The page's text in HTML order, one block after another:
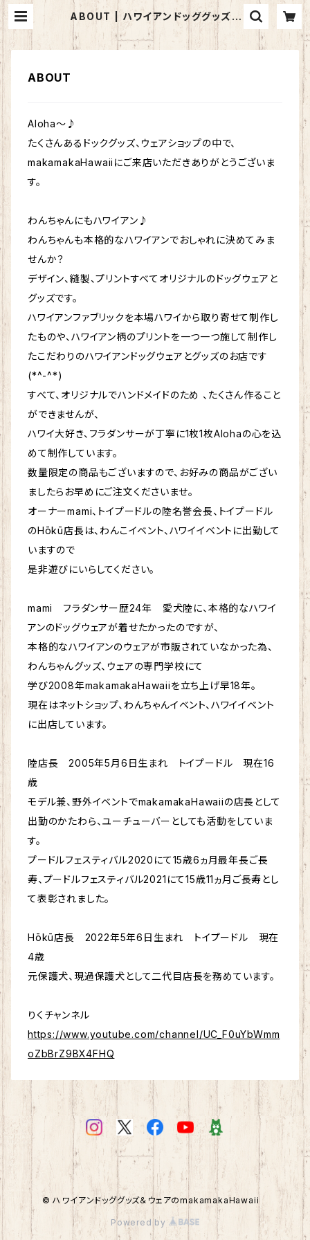
ABOUT | ハワイアンドッググッズ＆
ウェアのmakamakaHawaii
ABOUT
Aloha～♪
たくさんあるドックグッズ、ウェアショップの中で、
makamakaHawaiiにご来店いただきありがとうございま
す。
わんちゃんにもハワイアン♪
わんちゃんも本格的なハワイアンでおしゃれに決めてみま
せんか？
デザイン、縫製、プリントすべてオリジナルのドッグウェアと
グッズです。
ハワイアンファブリックを本場ハワイから取り寄せて制作し
たものや、ハワイアン柄のプリントを一つ一つ施して制作し
たこだわりのハワイアンドッグウェアとグッズのお店です
(*^-^*)
すべて、オリジナルでハンドメイドのため 、たくさん作ること
ができませんが、
ハワイ大好き、フラダンサーが丁寧に1枚1枚Alohaの心を込
めて制作しています。
数量限定の商品もございますので、お好みの商品がござい
ましたらお早めにご注文くださいませ。
オーナーmami、トイプードルの陸名誉会長、トイプードル
のHōkū店長は、わんこイベント、ハワイイベントに出勤して
いますので
是非遊びにいらしてください。
mami フラダンサー歴24年 愛犬陸に、本格的なハワイ
アンのドッグウェアが着せたかったのですが、
本格的なハワイアンのウェアが市販されていなかった為、
わんちゃんグッズ、ウェアの専門学校にて
学び2008年makamakaHawaiiを立ち上げ早18年。
現在はネットショップ、わんちゃんイベント、ハワイイベント
に出店しています。
陸店長 2005年5月6日生まれ トイプードル 現在16
歳
モデル兼、野外イベントでmakamakaHawaiiの店長として
出勤のかたわら、ユーチューバーとしても活動をしていま
す。
プードルフェスティバル2020にて15歳6ヵ月最年長ご長
寿、プードルフェスティバル2021にて15歳11ヵ月ご長寿とし
て表彰されました。
Hōkū店長 2022年5年6日生まれ トイプードル 現在
4歳
元保護犬、現過保護犬として二代目店長を務めています。
りくチャンネル
https://www.youtube.com/channel/UC_F0uYbWmm
oZbBrZ9BX4FHQ
© ハワイアンドッググッズ＆ウェアのmakamakaHawaii
Powered by